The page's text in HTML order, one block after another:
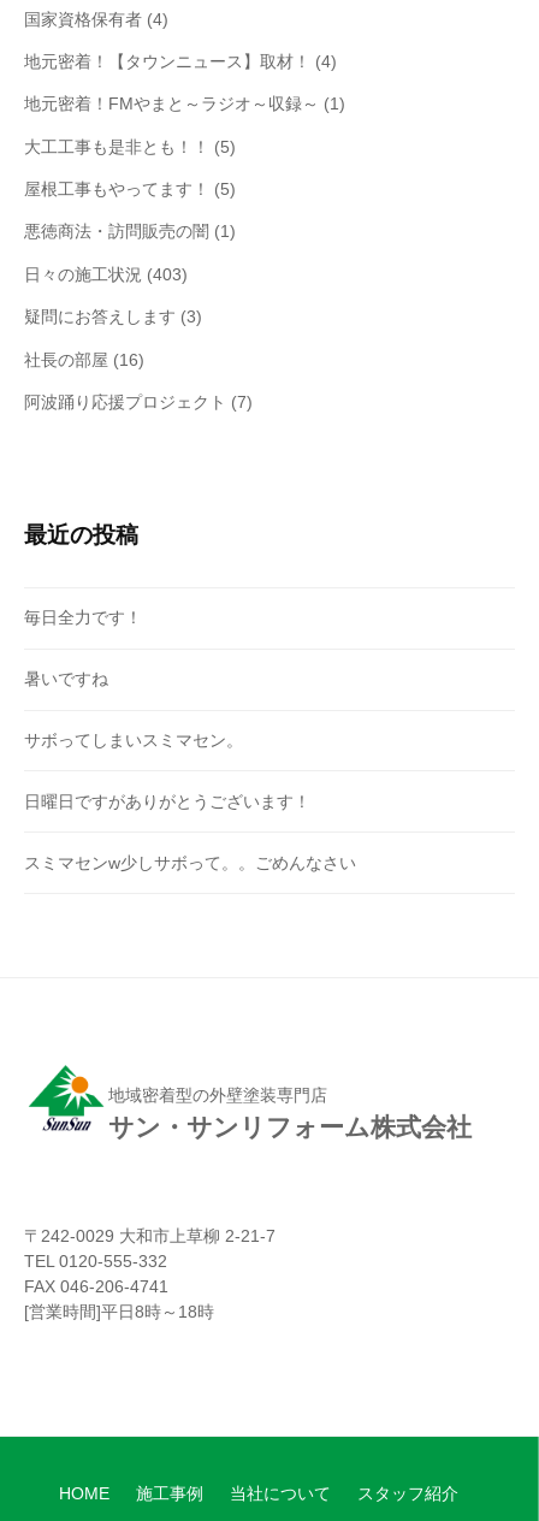
国家資格保有者 (4)
地元密着！【タウンニュース】取材！ (4)
地元密着！FMやまと～ラジオ～収録～ (1)
大工工事も是非とも！！ (5)
屋根工事もやってます！ (5)
悪徳商法・訪問販売の闇 (1)
日々の施工状況 (403)
疑問にお答えします (3)
社長の部屋 (16)
阿波踊り応援プロジェクト (7)
最近の投稿
毎日全力です！
暑いですね
サボってしまいスミマセン。
日曜日ですがありがとうございます！
スミマセンw少しサボって。。ごめんなさい
地域密着型の外壁塗装専門店
サン・サンリフォーム株式会社
〒242-0029 大和市上草柳 2-21-7
TEL 0120-555-332
FAX 046-206-4741
[営業時間]平日8時～18時
HOME 施工事例 当社について スタッフ紹介